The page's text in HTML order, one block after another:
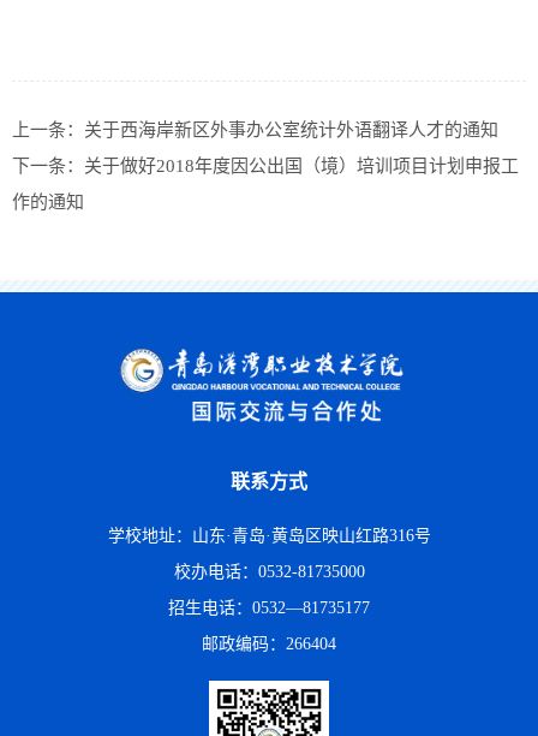
上一条： 关于西海岸新区外事办公室统计外语翻译人才的通知
下一条： 关于做好2018年度因公出国（境）培训项目计划申报工
作的通知
联系方式
学校地址：山东·青岛·黄岛区映山红路316号
校办电话：0532-81735000
招生电话：0532—81735177
邮政编码：266404